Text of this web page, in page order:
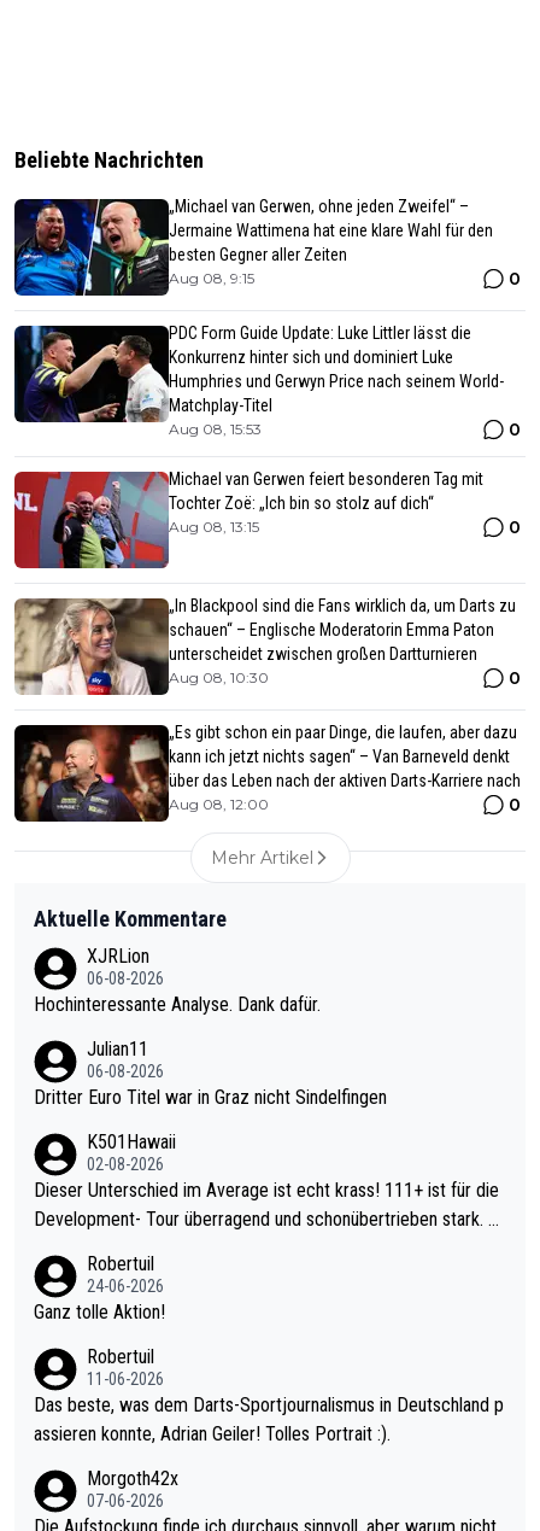
Beliebte Nachrichten
„Michael van Gerwen, ohne jeden Zweifel“ –
Jermaine Wattimena hat eine klare Wahl für den
besten Gegner aller Zeiten
Aug 08, 9:15 0
PDC Form Guide Update: Luke Littler lässt die
Konkurrenz hinter sich und dominiert Luke
Humphries und Gerwyn Price nach seinem World-
Matchplay-Titel
Aug 08, 15:53 0
Michael van Gerwen feiert besonderen Tag mit
Tochter Zoë: „Ich bin so stolz auf dich“
Aug 08, 13:15 0
„In Blackpool sind die Fans wirklich da, um Darts zu
schauen“ – Englische Moderatorin Emma Paton
unterscheidet zwischen großen Dartturnieren
Aug 08, 10:30 0
„Es gibt schon ein paar Dinge, die laufen, aber dazu
kann ich jetzt nichts sagen“ – Van Barneveld denkt
über das Leben nach der aktiven Darts-Karriere nach
Aug 08, 12:00 0
Mehr Artikel
Aktuelle Kommentare
XJRLion
06-08-2026
Hochinteressante Analyse. Dank dafür.
Julian11
06-08-2026
Dritter Euro Titel war in Graz nicht Sindelfingen
K501Hawaii
02-08-2026
Dieser Unterschied im Average ist echt krass! 111+ ist für die
Development- Tour überragend und schonübertrieben stark. U
mal 40+ erst recht. Da gewinnst keinen Blumentopf - ist ja noc
h krasser wie ein Pokalspiel eines Kreisligisten vs einem Bund
Robertuil
24-06-2026
Ganz tolle Aktion!
Robertuil
11-06-2026
Das beste, was dem Darts-Sportjournalismus in Deutschland p
assieren konnte, Adrian Geiler! Tolles Portrait :).
Morgoth42x
07-06-2026
Die Aufstockung finde ich durchaus sinnvoll, aber warum nicht